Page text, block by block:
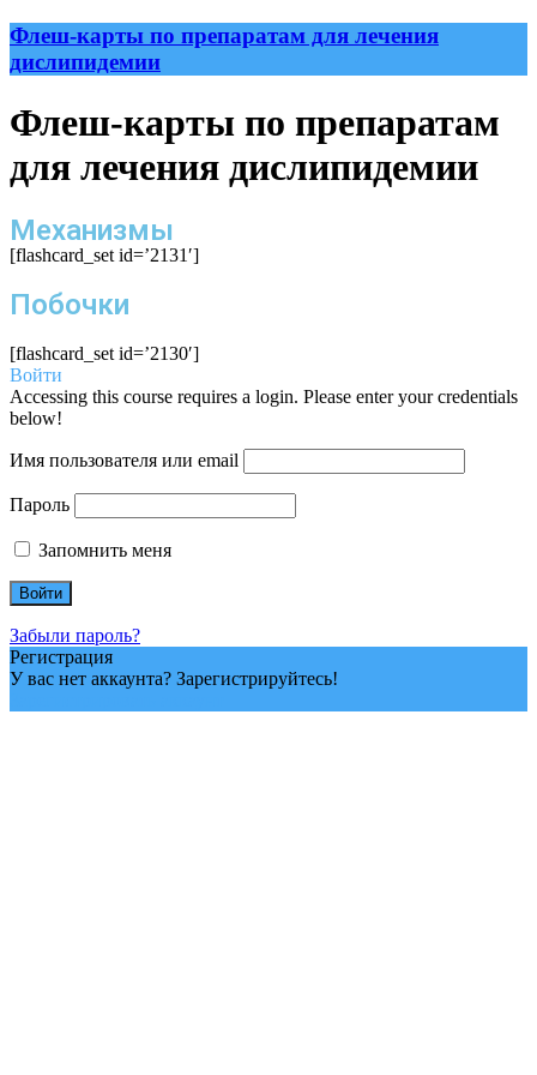
Флеш-карты по препаратам для лечения
дислипидемии
Флеш-карты по препаратам
для лечения дислипидемии
Механизмы
[flashcard_set id=’2131′]
Побочки
[flashcard_set id=’2130′]
Войти
Accessing this course requires a login. Please enter your credentials
below!
Имя пользователя или email
Пароль
Запомнить меня
Забыли пароль?
Регистрация
У вас нет аккаунта? Зарегистрируйтесь!